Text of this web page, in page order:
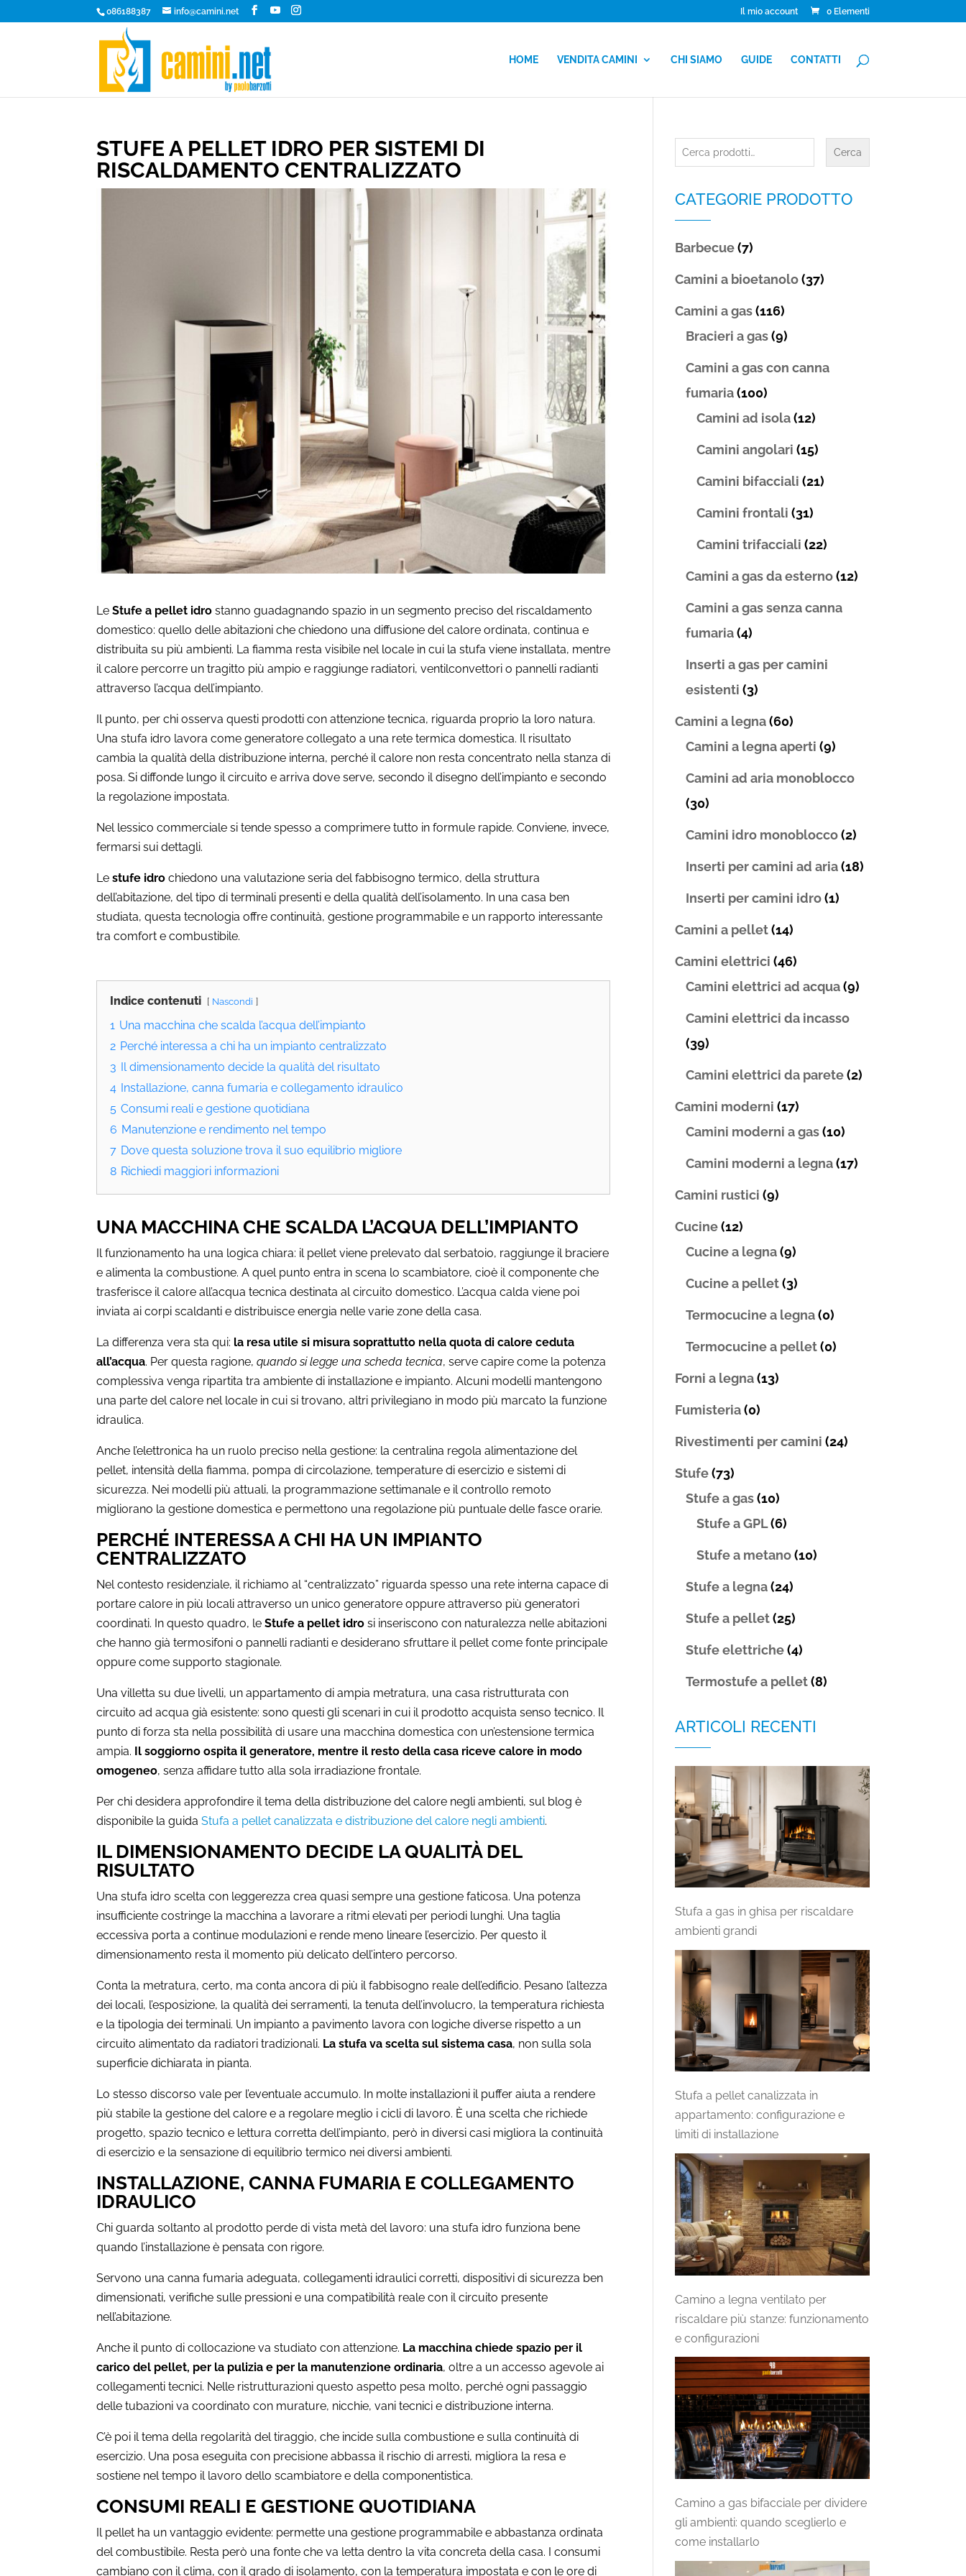
086188387 info@camini.net Il mio account 0 Elementi
HOME VENDITA CAMINI CHI SIAMO GUIDE CONTATTI
STUFE A PELLET IDRO PER SISTEMI DI
RISCALDAMENTO CENTRALIZZATO
LeStufe a pellet idro stanno guadagnando spazio in un segmento preciso del riscaldamento
domestico: quello delle abitazioni che chiedono una diffusione del calore ordinata, continua e
distribuita su più ambienti. La fiamma resta visibile nel locale in cui la stufa viene installata, mentre
il calore percorre un tragitto più ampio e raggiunge radiatori, ventilconvettori o pannelli radianti
attraverso l’acqua dell’impianto.
Il punto, per chi osserva questi prodotti con attenzione tecnica, riguarda proprio la loro natura.
Una stufa idro lavora come generatore collegato a una rete termica domestica. Il risultato
cambia la qualità della distribuzione interna, perché il calore non resta concentrato nella stanza di
posa. Si diffonde lungo il circuito e arriva dove serve, secondo il disegno dell’impianto e secondo
la regolazione impostata.
Nel lessico commerciale si tende spesso a comprimere tutto in formule rapide. Conviene, invece,
fermarsi sui dettagli.
Lestufe idro chiedono una valutazione seria del fabbisogno termico, della struttura
dell’abitazione, del tipo di terminali presenti e della qualità dell’isolamento. In una casa ben
studiata, questa tecnologia offre continuità, gestione programmabile e un rapporto interessante
tra comfort e combustibile.
Indice contenuti Nascondi
1 Una macchina che scalda l’acqua dell’impianto
2 Perché interessa a chi ha un impianto centralizzato
3
Il dimensionamento decide la qualità del risultato
4 Installazione, canna fumaria e collegamento idraulico
5 Consumi reali e gestione quotidiana
6 Manutenzione e rendimento nel tempo
7 Dove questa soluzione trova il suo equilibrio migliore
8 Richiedi maggiori informazioni
UNA MACCHINA CHE SCALDA L’ACQUA DELL’IMPIANTO
Il funzionamento ha una logica chiara: il pellet viene prelevato dal serbatoio, raggiunge il braciere
e alimenta la combustione. A quel punto entra in scena lo scambiatore, cioè il componente che
trasferisce il calore all’acqua tecnica destinata al circuito domestico. L’acqua calda viene poi
inviata ai corpi scaldanti e distribuisce energia nelle varie zone della casa.
La differenza vera sta qui: la resa utile si misura soprattutto nella quota di calore ceduta
all’acqua. Per questa ragione,quando si legge una scheda tecnica, serve capire come la potenza
complessiva venga ripartita tra ambiente di installazione e impianto. Alcuni modelli mantengono
una parte del calore nel locale in cui si trovano, altri privilegiano in modo più marcato la funzione
idraulica.
Anche l’elettronica ha un ruolo preciso nella gestione: la centralina regola alimentazione del
pellet, intensità della fiamma, pompa di circolazione, temperature di esercizio e sistemi di
sicurezza. Nei modelli più attuali, la programmazione settimanale e il controllo remoto
migliorano la gestione domestica e permettono una regolazione più puntuale delle fasce orarie.
PERCHÉ INTERESSA A CHI HA UN IMPIANTO
CENTRALIZZATO
Nel contesto residenziale, il richiamo al “centralizzato” riguarda spesso una rete interna capace di
portare calore in più locali attraverso un unico generatore oppure attraverso più generatori
coordinati. In questo quadro, leStufe a pellet idro si inseriscono con naturalezza nelle abitazioni
che hanno già termosifoni o pannelli radianti e desiderano sfruttare il pellet come fonte principale
oppure come supporto stagionale.
Una villetta su due livelli, un appartamento di ampia metratura, una casa ristrutturata con
circuito ad acqua già esistente: sono questi gli scenari in cui il prodotto acquista senso tecnico. Il
punto di forza sta nella possibilità di usare una macchina domestica con un’estensione termica
ampia. Il soggiorno ospita il generatore, mentre il resto della casa riceve calore in modo
omogeneo, senza affidare tutto alla sola irradiazione frontale.
Per chi desidera approfondire il tema della distribuzione del calore negli ambienti, sul blog è
disponibile la guidaStufa a pellet canalizzata e distribuzione del calore negli ambienti.
IL DIMENSIONAMENTO DECIDE LA QUALITÀ DEL
RISULTATO
Una stufa idro scelta con leggerezza crea quasi sempre una gestione faticosa. Una potenza
insufficiente costringe la macchina a lavorare a ritmi elevati per periodi lunghi. Una taglia
eccessiva porta a continue modulazioni e rende meno lineare l’esercizio. Per questo il
dimensionamento resta il momento più delicato dell’intero percorso.
Conta la metratura, certo, ma conta ancora di più il fabbisogno reale dell’edificio. Pesano l’altezza
dei locali, l’esposizione, la qualità dei serramenti, la tenuta dell’involucro, la temperatura richiesta
e la tipologia dei terminali. Un impianto a pavimento lavora con logiche diverse rispetto a un
circuito alimentato da radiatori tradizionali. La stufa va scelta sul sistema casa, non sulla sola
superficie dichiarata in pianta.
Lo stesso discorso vale per l’eventuale accumulo. In molte installazioni il puffer aiuta a rendere
più stabile la gestione del calore e a regolare meglio i cicli di lavoro. È una scelta che richiede
progetto, spazio tecnico e lettura corretta dell’impianto, però in diversi casi migliora la continuità
di esercizio e la sensazione di equilibrio termico nei diversi ambienti.
INSTALLAZIONE, CANNA FUMARIA E COLLEGAMENTO
IDRAULICO
Chi guarda soltanto al prodotto perde di vista metà del lavoro: una stufa idro funziona bene
quando l’installazione è pensata con rigore.
Servono una canna fumaria adeguata, collegamenti idraulici corretti, dispositivi di sicurezza ben
dimensionati, verifiche sulle pressioni e una compatibilità reale con il circuito presente
nell’abitazione.
Anche il punto di collocazione va studiato con attenzione. La macchina chiede spazio per il
carico del pellet, per la pulizia e per la manutenzione ordinaria, oltre a un accesso agevole ai
collegamenti tecnici. Nelle ristrutturazioni questo aspetto pesa molto, perché ogni passaggio
delle tubazioni va coordinato con murature, nicchie, vani tecnici e distribuzione interna.
C’è poi il tema della regolarità del tiraggio, che incide sulla combustione e sulla continuità di
esercizio. Una posa eseguita con precisione abbassa il rischio di arresti, migliora la resa e
sostiene nel tempo il lavoro dello scambiatore e della componentistica.
CONSUMI REALI E GESTIONE QUOTIDIANA
Il pellet ha un vantaggio evidente: permette una gestione programmabile e abbastanza ordinata
del combustibile. Resta però una fonte che va letta dentro la vita concreta della casa. I consumi
cambiano con il clima, con il grado di isolamento, con la temperatura impostata e con le ore di
Cerca: Cerca
CATEGORIE PRODOTTO
Barbecue (7)
Camini a bioetanolo (37)
Camini a gas (116)
Bracieri a gas (9)
Camini a gas con canna
fumaria (100)
Camini ad isola (12)
Camini angolari (15)
Camini bifacciali (21)
Camini frontali (31)
Camini trifacciali (22)
Camini a gas da esterno (12)
Camini a gas senza canna
fumaria (4)
Inserti a gas per camini
esistenti (3)
Camini a legna (60)
Camini a legna aperti (9)
Camini ad aria monoblocco
(30)
Camini idro monoblocco (2)
Inserti per camini ad aria (18)
Inserti per camini idro (1)
Camini a pellet (14)
Camini elettrici (46)
Camini elettrici ad acqua (9)
Camini elettrici da incasso
(39)
Camini elettrici da parete (2)
Camini moderni (17)
Camini moderni a gas (10)
Camini moderni a legna (17)
Camini rustici (9)
Cucine (12)
Cucine a legna (9)
Cucine a pellet (3)
Termocucine a legna (0)
Termocucine a pellet (0)
Forni a legna (13)
Fumisteria (0)
Rivestimenti per camini (24)
Stufe (73)
Stufe a gas (10)
Stufe a GPL (6)
Stufe a metano (10)
Stufe a legna (24)
Stufe a pellet (25)
Stufe elettriche (4)
Termostufe a pellet (8)
ARTICOLI RECENTI
Stufa a gas in ghisa per riscaldare
ambienti grandi
Stufa a pellet canalizzata in
appartamento: configurazione e
limiti di installazione
Camino a legna ventilato per
riscaldare più stanze: funzionamento
e configurazioni
Camino a gas bifacciale per dividere
gli ambienti: quando sceglierlo e
come installarlo